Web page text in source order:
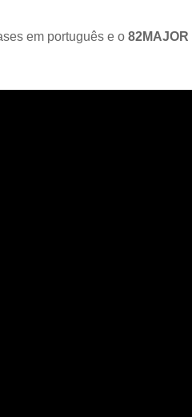
em português e o 82MAJOR